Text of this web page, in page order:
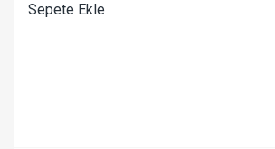
Sepete Ekle